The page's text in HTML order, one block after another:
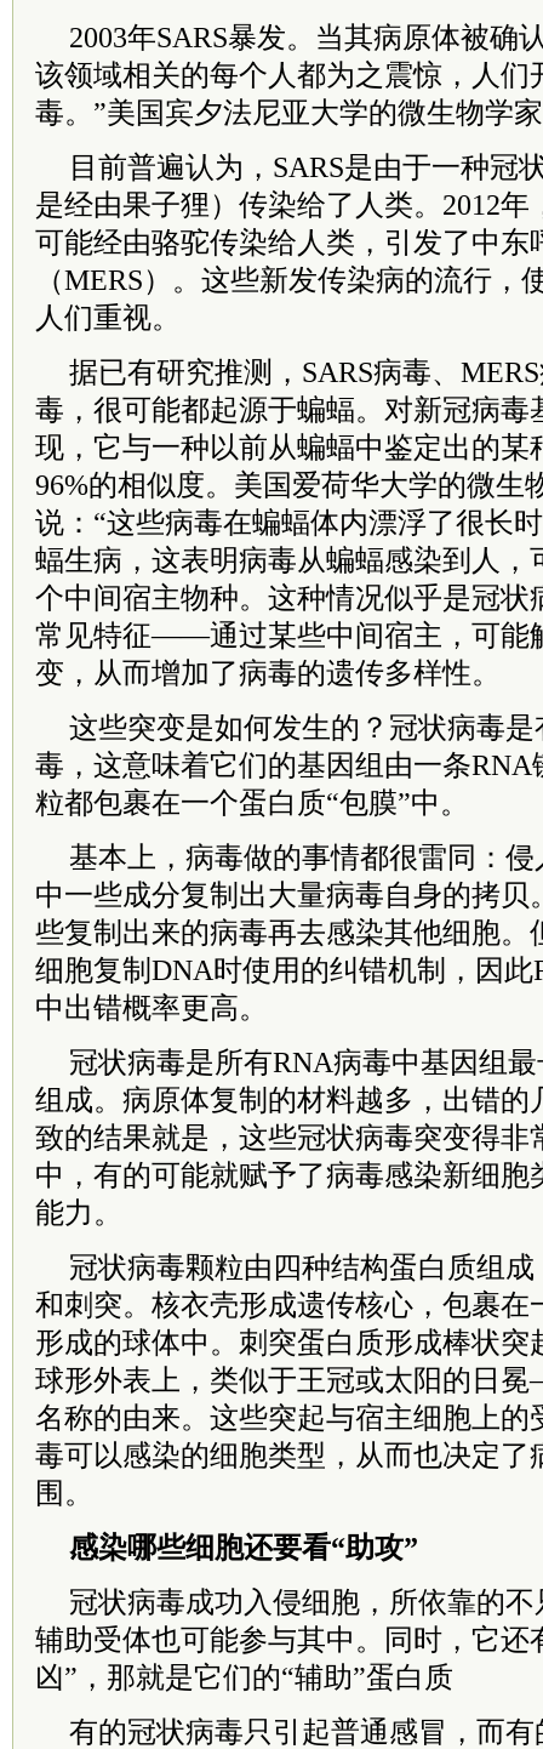
2003年SARS暴发。当其病原体被确
该领域相关的每个人都为之震惊，人们
毒。”美国宾夕法尼亚大学的微生物学
目前普遍认为，SARS是由于一种冠
是经由果子狸）传染给了人类。2012
可能经由骆驼传染给人类，引发了中东
（MERS）。这些新发传染病的流行，
人们重视。
据已有研究推测，SARS病毒、
毒，很可能都起源于蝙蝠。对新冠病毒
现，它与一种以前从蝙蝠中鉴定出的某
96%的相似度。美国爱荷华大学的微生
说：“这些病毒在蝙蝠体内漂浮了很长
蝠生病，这表明病毒从蝙蝠感染到人，
个中间宿主物种。这种情况似乎是冠状
常见特征——通过某些中间宿主，可能
变，从而增加了病毒的遗传多样性。
这些突变是如何发生的？冠状病毒
毒，这意味着它们的基因组由一条
粒都包裹在一个蛋白质“包膜”中。
基本上，病毒做的事情都很雷同：
中一些成分复制出大量病毒自身的拷贝
些复制出来的病毒再去感染其他细胞。
细胞复制DNA时使用的纠错机制，因
中出错概率更高。
冠状病毒是所有RNA病毒中基因组
组成。病原体复制的材料越多，出错的
致的结果就是，这些冠状病毒突变得非
中，有的可能就赋予了病毒感染新细胞
能力。
冠状病毒颗粒由四种结构蛋白质组
和刺突。核衣壳形成遗传核心，包裹在
形成的球体中。刺突蛋白质形成棒状突
球形外表上，类似于王冠或太阳的日
名称的由来。这些突起与宿主细胞上的
毒可以感染的细胞类型，从而也决定了
围。
感染哪些细胞还要看“助攻”
冠状病毒成功入侵细胞，所依靠的
辅助受体也可能参与其中。同时，它还
凶”，那就是它们的“辅助”蛋白质
有的冠状病毒只引起普通感冒，而